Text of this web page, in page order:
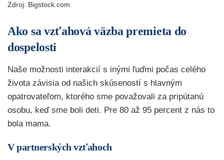
Zdroj: Bigstock.com
Ako sa vzťahová väzba premieta do
dospelosti
Naše možnosti interakcií s inými ľuďmi počas celého
života závisia od našich skúseností s hlavným
opatrovateľom, ktorého sme považovali za pripútanú
osobu, keď sme boli deti. Pre 80 až 95 percent z nás to
bola mama.
V partnerských vzťahoch